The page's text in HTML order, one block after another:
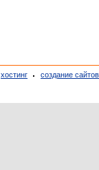
хостинг создание сайтов